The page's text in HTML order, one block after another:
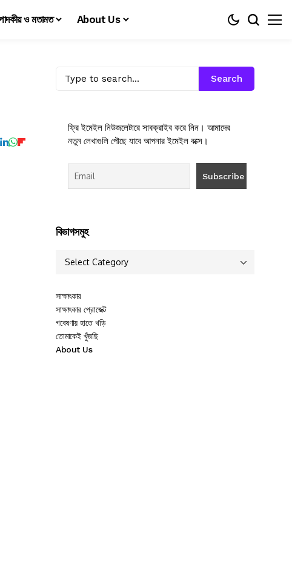
ও মতামত About Us
Search
ফ্রি ইমেইল নিউজলেটারে সাবক্রাইব করে নিন। আমাদের
নতুন লেখাগুলি পৌছে যাবে আপনার ইমেইল বক্সে।
বিভাগসমুহ
সাক্ষাৎকার
সাক্ষাৎকার প্রোজেক্ট
গবেষণায় হাতে খড়ি
তোমাকেই খুঁজছি
About Us